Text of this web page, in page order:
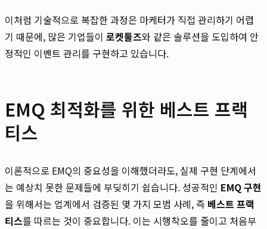
이처럼 기술적으로 복잡한 과정은 마케터가 직접 관리하기 어렵
기 때문에, 많은 기업들이 로켓툴즈와 같은 솔루션을 도입하여 안
정적인 이벤트 관리를 구현하고 있습니다.
EMQ 최적화를 위한 베스트 프랙
티스
이론적으로 EMQ의 중요성을 이해했더라도, 실제 구현 단계에서
는 예상치 못한 문제들에 부딪히기 쉽습니다. 성공적인 EMQ 구현
을 위해서는 업계에서 검증된 몇 가지 모범 사례, 즉 베스트 프랙
티스를 따르는 것이 중요합니다. 이는 시행착오를 줄이고 처음부